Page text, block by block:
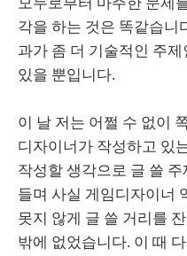
각을 하는 것은 똑같습니
과가 좀 더 기술적인 주
있을 뿐입니다.
이 날 저는 어쩔 수 없이
디자이너가 작성하고 있
작성할 생각으로 글 쓸
들며 사실 게임디자이너
못지 않게 글 쓸 거리를
밖에 없었습니다. 이 때